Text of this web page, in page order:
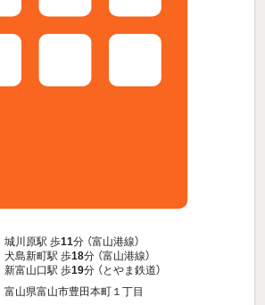
城川原駅 歩11分 （富山港線）
犬島新町駅 歩18分 （富山港線）
新富山口駅 歩19分 （とやま鉄道）
富山県富山市豊田本町１丁目